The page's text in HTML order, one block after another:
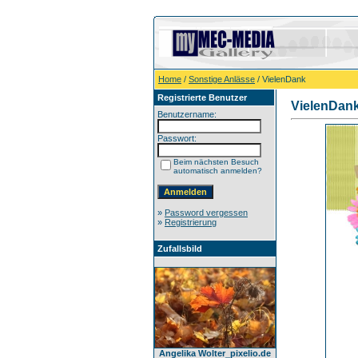
Home / Sonstige Anlässe / VielenDank
Registrierte Benutzer
Benutzername:
Passwort:
Beim nächsten Besuch
automatisch anmelden?
» Password vergessen
» Registrierung
Zufallsbild
Angelika Wolter_pixelio.de